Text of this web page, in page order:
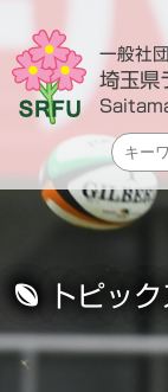
一般社
埼玉県
トピック